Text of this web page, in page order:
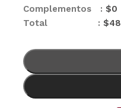
Complementos : $0
Total : $